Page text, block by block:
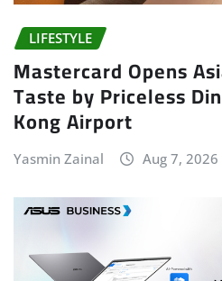
LIFESTYLE
Mastercard Opens
Taste by Priceless
Kong Airport
Yasmin Zainal Aug 7, 2026